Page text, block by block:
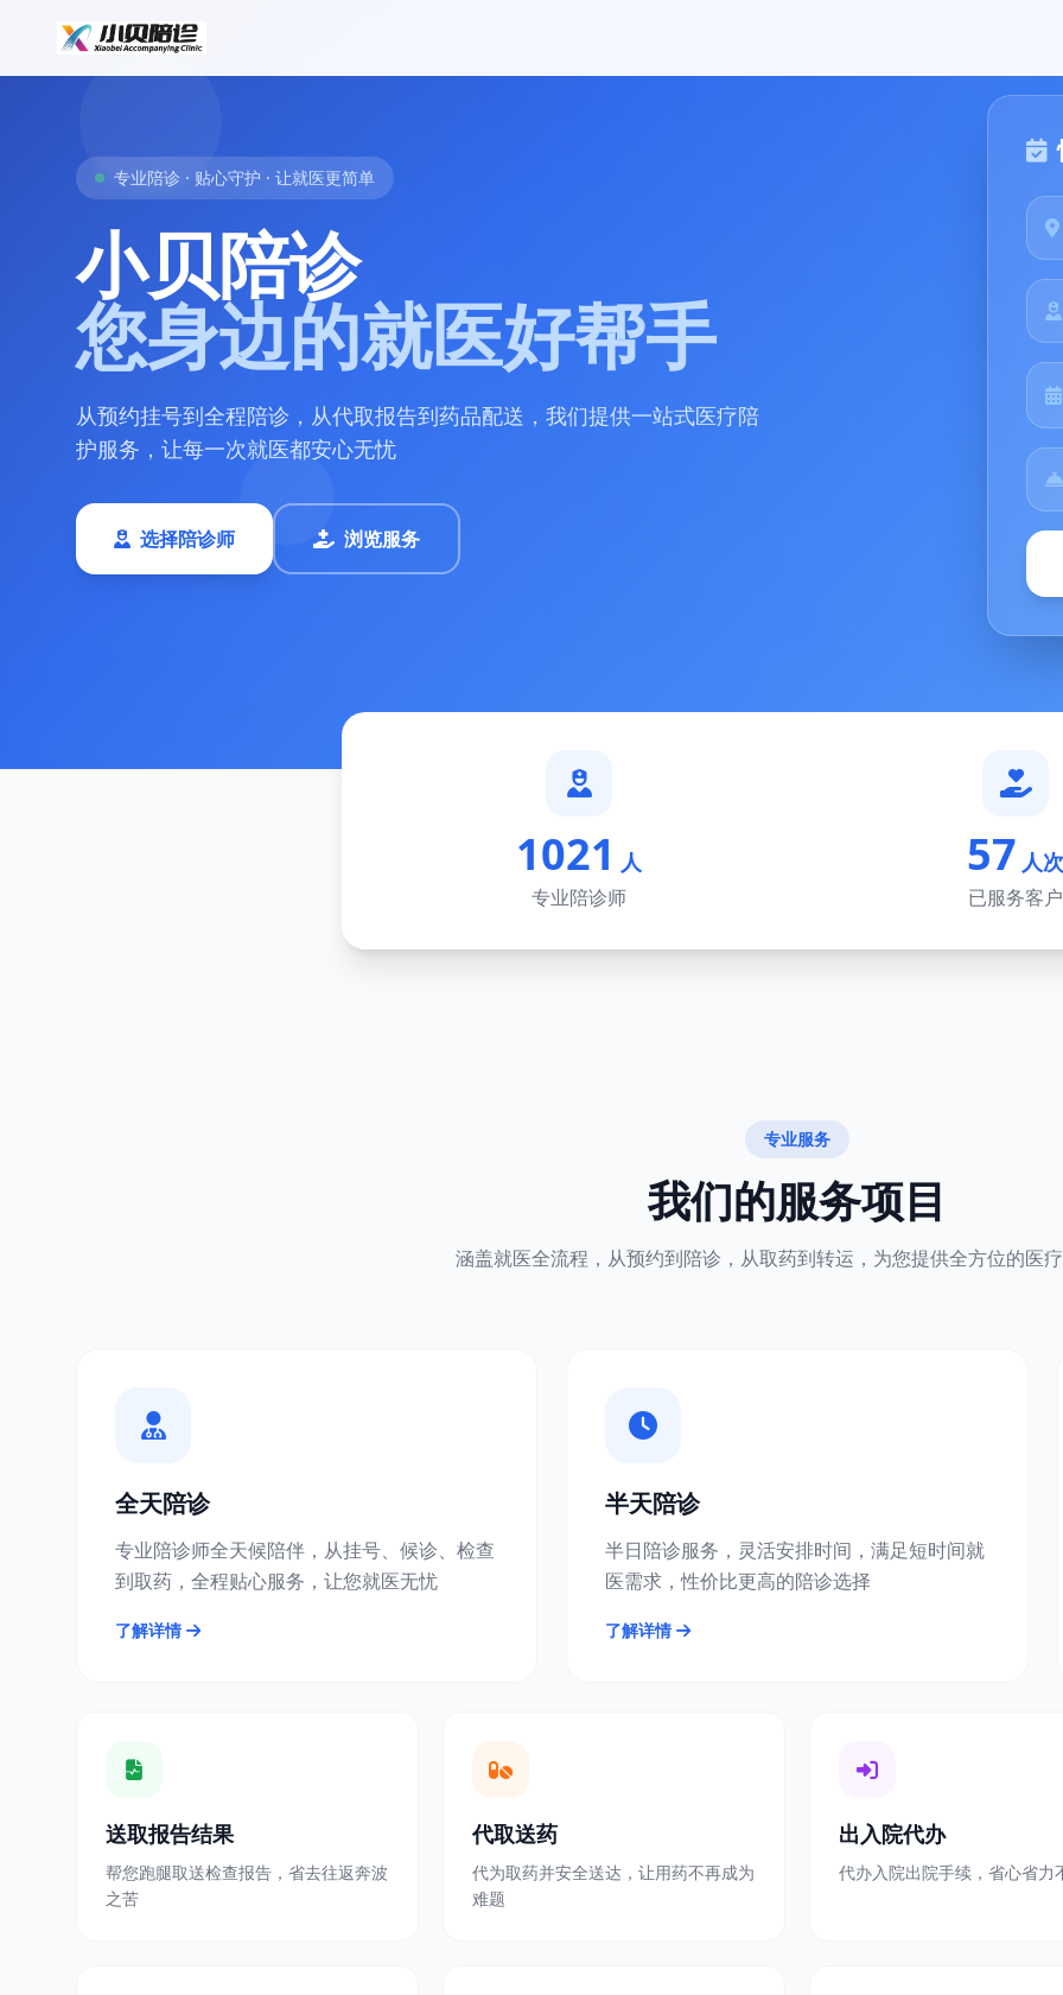
专业陪诊 · 贴心守护 · 让就医更简单
小贝陪诊
您身边的就医好帮手
从预约挂号到全程陪诊，从代取报告到药品配送，我们提供一站式医疗陪
护服务，让每一次就医都安心无忧
选择陪诊师 浏览服务
1021 人
专业陪诊师
57 人次
已服务客户
专业服务
我们的服务项目
涵盖就医全流程，从预约到陪诊，从取药到转运，为您提供全方位的医
全天陪诊
专业陪诊师全天候陪伴，从挂号、候诊、检查
到取药，全程贴心服务，让您就医无忧
了解详情
半天陪诊
半日陪诊服务，灵活安排时间，满足短时间就
医需求，性价比更高的陪诊选择
了解详情
送取报告结果
帮您跑腿取送检查报告，省去往返奔波
之苦
代取送药
代为取药并安全送达，让用药不再成为
难题
出入院代办
代办入院出院手续，省心省力